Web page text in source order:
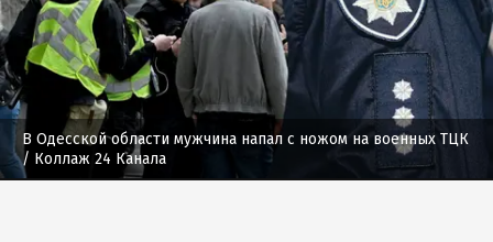
В Одесской области мужчина напал с ножом на военных ТЦК
/ Коллаж 24 Канала